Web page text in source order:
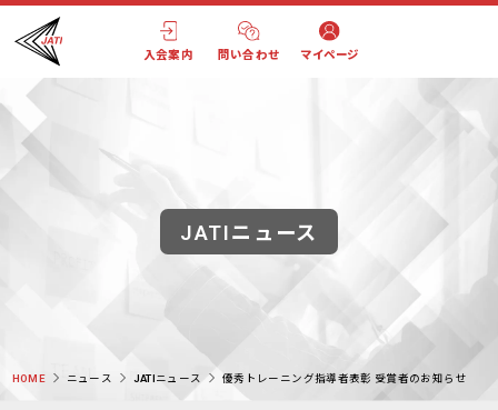
入会案内 問い合わせ マイページ
JATIニュース
HOME ニュース JATIニュース 優秀トレーニング指導者表彰 受賞者のお知らせ